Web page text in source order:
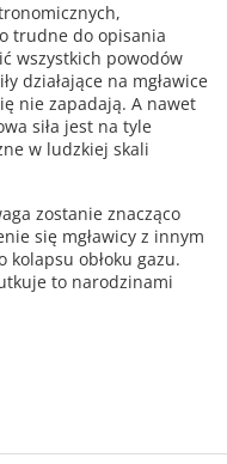
trudne do opisania
wszystkich powodów
działające na mgławice
nie zapadają. A nawet
siła jest na tyle
w ludzkiej skali
zostanie znacząco
się mgławicy z innym
kolapsu obłoku gazu.
to narodzinami